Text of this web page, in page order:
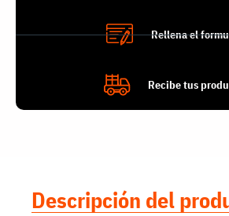
Rellena el
Recibe tus
Descripción del